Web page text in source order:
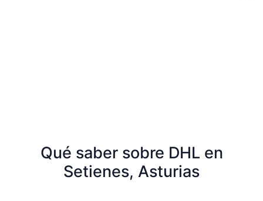
Qué saber sobre DHL en
Setienes, Asturias